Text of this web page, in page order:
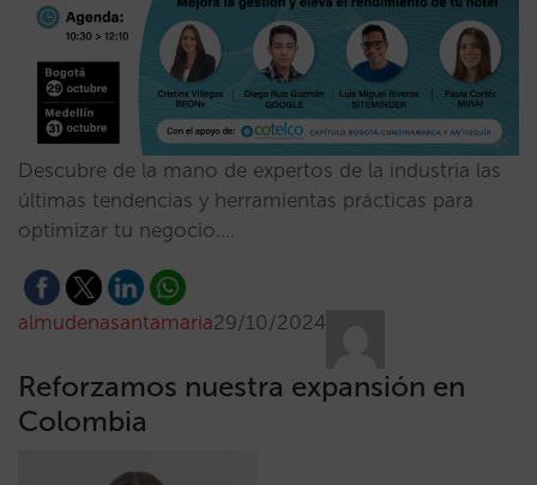
Descubre de la mano de expertos de la industria las
últimas tendencias y herramientas prácticas para
optimizar tu negocio.…
almudenasantamaria29/10/2024
Reforzamos nuestra expansión en
Colombia